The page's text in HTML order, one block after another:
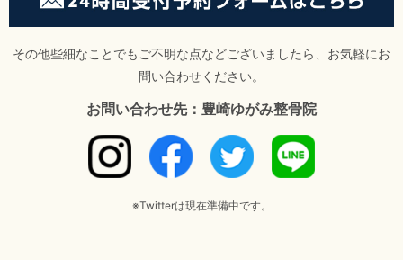
その他些細なことでもご不明な点などございましたら、お気軽にお
問い合わせください。
お問い合わせ先：豊崎ゆがみ整骨院
※Twitterは現在準備中です。